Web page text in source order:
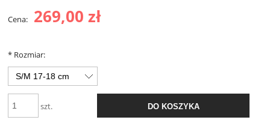
Cena: 269,00 zł
* Rozmiar:
szt. DO KOSZYKA